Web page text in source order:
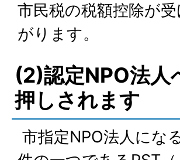
市民税の税額控除が
がります。
(2)認定NPO法人
押しされます
市指定NPO法人にな